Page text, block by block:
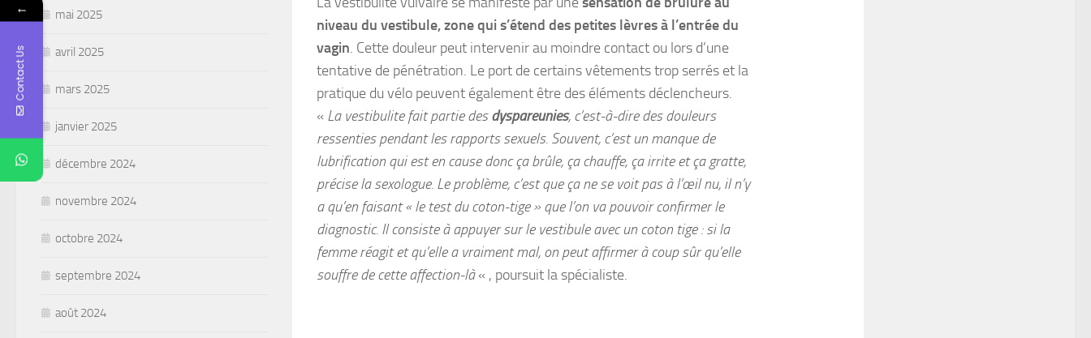
niveau du vestibule, zone qui s’étend des petites lèvres à l’entrée du
vagin. Cette douleur peut intervenir au moindre contact ou lors d’une
tentative de pénétration. Le port de certains vêtements trop serrés et la
pratique du vélo peuvent également être des éléments déclencheurs.
« La vestibulite fait partie desdyspareunies, c’est-à-dire des douleurs
ressenties pendant les rapports sexuels. Souvent, c’est un manque de
lubrification qui est en cause donc ça brûle, ça chauffe, ça irrite et ça gratte,
précise la sexologue. Le problème, c’est que ça ne se voit pas à l’œil nu, il n’y
a qu’en faisant « le test du coton-tige » que l’on va pouvoir confirmer le
diagnostic. Il consiste à appuyer sur le vestibule avec un coton tige : si la
femme réagit et qu’elle a vraiment mal, on peut affirmer à coup sûr qu’elle
souffre de cette affection-là« , poursuit la spécialiste.
mai 2025
avril 2025
mars 2025
janvier 2025
décembre 2024
novembre 2024
octobre 2024
septembre 2024
août 2024
←
Contact Us